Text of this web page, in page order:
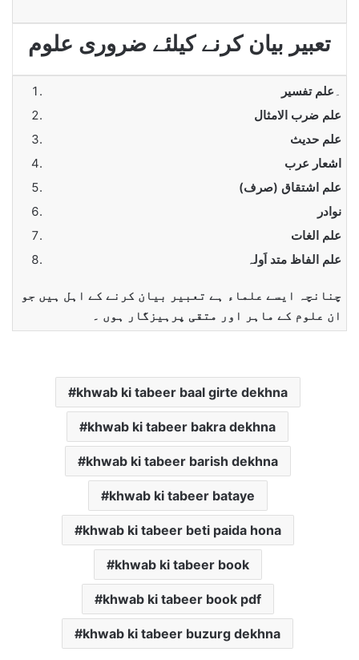
تعبیر بیان کرنے کیلئے ضروری علوم
علم تفسیر
علم ضرب الامثال
علم حدیث
اشعار عرب
علم اشتقاق (صرف)
نوادر
علم الغات
علم الفاظ متد اَولہ
چنانچہ ایسے علماء ہے تعبیر بیان کرنے کے اہل ہیں جو
ان علوم کے ماہر اور متقی پرہیزگار ہوں ۔
khwab ki tabeer baal girte dekhna
khwab ki tabeer bakra dekhna
khwab ki tabeer barish dekhna
khwab ki tabeer bataye
khwab ki tabeer beti paida hona
khwab ki tabeer book
khwab ki tabeer book pdf
khwab ki tabeer buzurg dekhna